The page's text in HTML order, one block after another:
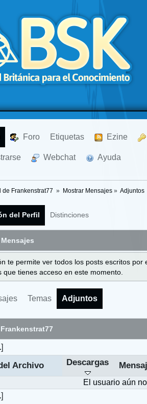
Foro Etiquetas Ezine
Webchat Ayuda
de Frankenstrat77 » Mostrar Mensajes» Adjuntos
del Perfil Distinciones
te permite ver todos los posts escritos
que tienes acceso en este momento.
Temas Adjuntos
]
Archivo
Descargas
El usuario aún
]